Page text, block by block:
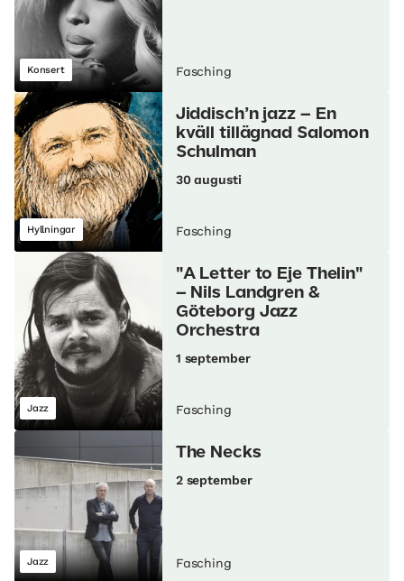
Konsert Fasching
Hyllningar
Jiddisch’n jazz – En
kväll tillägnad Salomon
Schulman
30 augusti
Fasching
Jazz
"A Letter to Eje Thelin"
– Nils Landgren &
Göteborg Jazz
Orchestra
1 september
Fasching
Jazz
The Necks
2 september
Fasching